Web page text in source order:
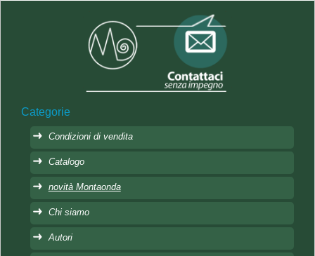
Categorie
Condizioni di vendita
Catalogo
novità Montaonda
Chi siamo
Autori